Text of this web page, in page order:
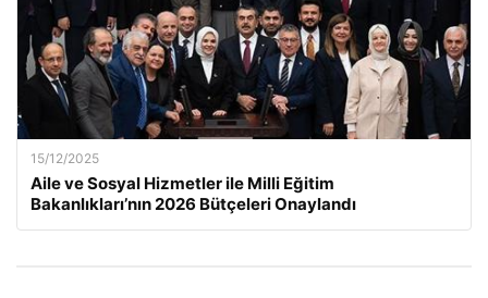
15/12/2025
Aile ve Sosyal Hizmetler ile Milli Eğitim
Bakanlıkları’nın 2026 Bütçeleri Onaylandı